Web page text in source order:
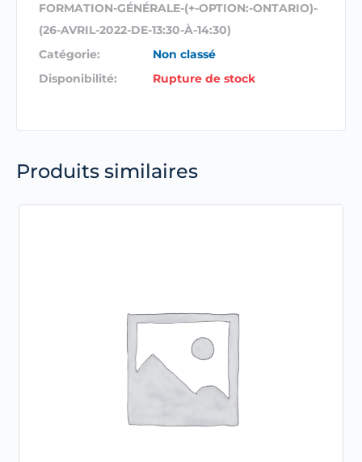
FORMATION-GÉNÉRALE-(+-OPTION:-ONTARIO)-
(26-AVRIL-2022-DE-13:30-À-14:30)
Catégorie:
Non classé
Disponibilité:
Rupture de stock
Produits similaires